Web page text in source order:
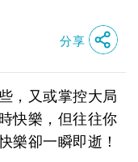
分享
，又或掌控大局
快樂，但往往你
樂卻一瞬即逝！